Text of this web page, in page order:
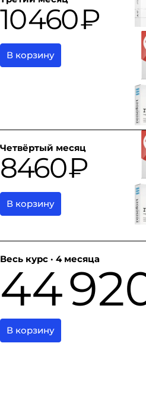
10 460 ₽
В корзину
Четвёртый месяц
8460 ₽
В корзину
Весь курс · 4 месяца
44
В корзину